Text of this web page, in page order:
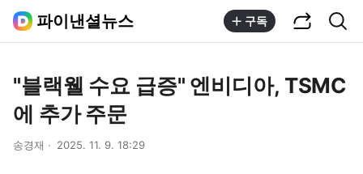
파이낸셜뉴스 구독
"블랙웰 수요 급증" 엔비디아, TSMC
에 추가 주문
송경재 2025. 11. 9. 18:29